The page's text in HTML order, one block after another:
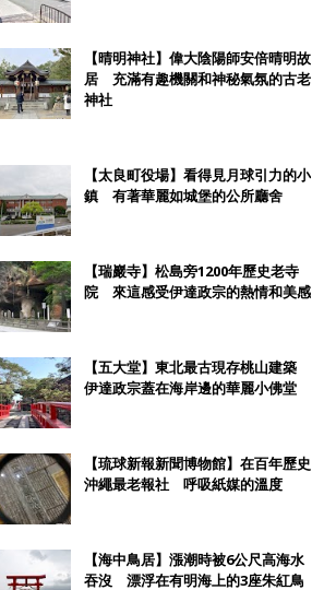
【晴明神社】偉大陰陽師安倍晴明故
居 充滿有趣機關和神秘氣氛的古老
神社
【太良町役場】看得見月球引力的小
鎮 有著華麗如城堡的公所廳舍
【瑞巖寺】松島旁1200年歷史老寺
院 來這感受伊達政宗的熱情和美感
【五大堂】東北最古現存桃山建築
伊達政宗蓋在海岸邊的華麗小佛堂
【琉球新報新聞博物館】在百年歷史
沖繩最老報社 呼吸紙媒的溫度
【海中鳥居】漲潮時被6公尺高海水
吞沒 漂浮在有明海上的3座朱紅鳥